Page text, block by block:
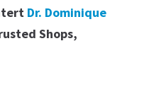
Dr. Dominique
Shops,